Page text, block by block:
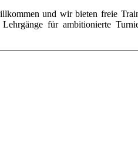
und wir bieten freie
für ambitionierte